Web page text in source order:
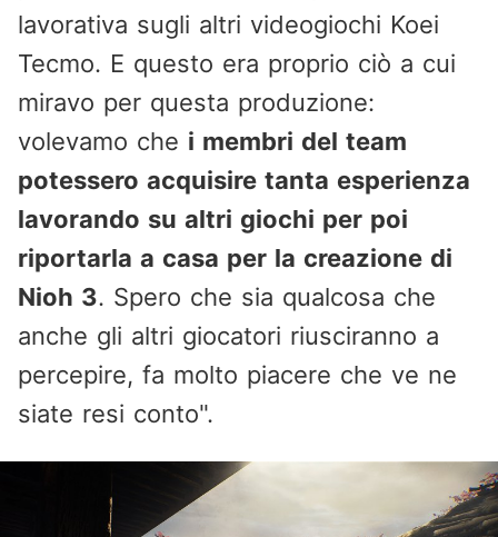
lavorativa sugli altri videogiochi Koei
Tecmo. E questo era proprio ciò a cui
miravo per questa produzione:
volevamo che i membri del team
potessero acquisire tanta esperienza
lavorando su altri giochi per poi
riportarla a casa per la creazione di
Nioh 3. Spero che sia qualcosa che
anche gli altri giocatori riusciranno a
percepire, fa molto piacere che ve ne
siate resi conto".